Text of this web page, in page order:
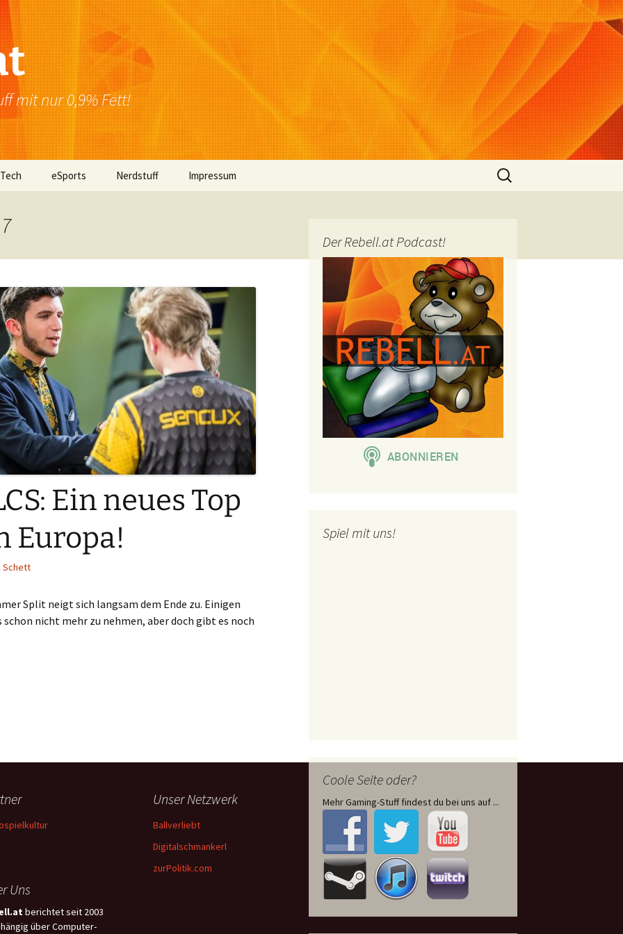
mit nur 0,9% Fett!
Browser
eSports Nerdstuff Impressum
Suchen
nach:
Ein neues Top
Europa!
Schett
Split neigt sich langsam dem Ende zu. Einigen
schon nicht mehr zu nehmen, aber doch gibt es noch
Top Tier-Team in Europa!
Der Rebell.at Podcast!
Spiel mit uns!
Coole Seite oder?
Mehr Gaming-Stuff findest du bei uns auf ...
Unser Netzwerk
Ballverliebt
Digitalschmankerl
zurPolitik.com
Uns
berichtet seit 2003
über Computer-